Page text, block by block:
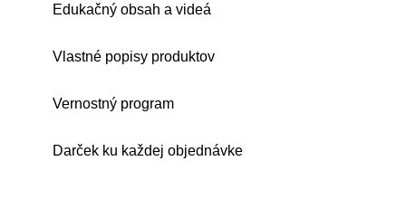
Edukačný obsah a videá
Vlastné popisy produktov
Vernostný program
Darček ku každej objednávke